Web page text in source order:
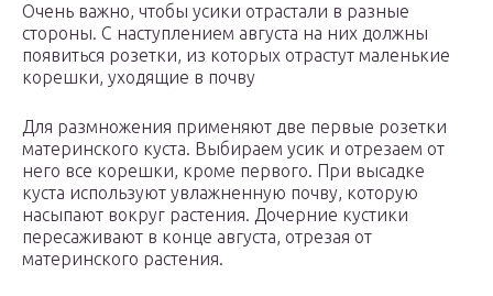
Очень важно, чтобы усики отрастали в разные
стороны. С наступлением августа на них должны
появиться розетки, из которых отрастут маленькие
корешки, уходящие в почву
Для размножения применяют две первые розетки
материнского куста. Выбираем усик и отрезаем от
него все корешки, кроме первого. При высадке
куста используют увлажненную почву, которую
насыпают вокруг растения. Дочерние кустики
пересаживают в конце августа, отрезая от
материнского растения.